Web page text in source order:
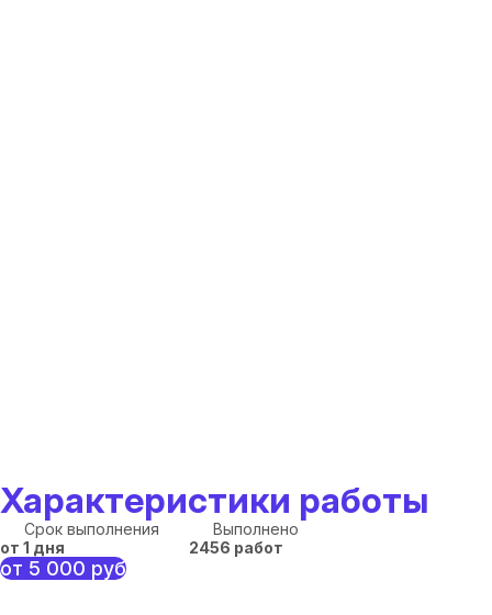
Характеристики работы
Срок выполнения
от 1 дня
Выполнено
2456 работ
от 5 000 руб